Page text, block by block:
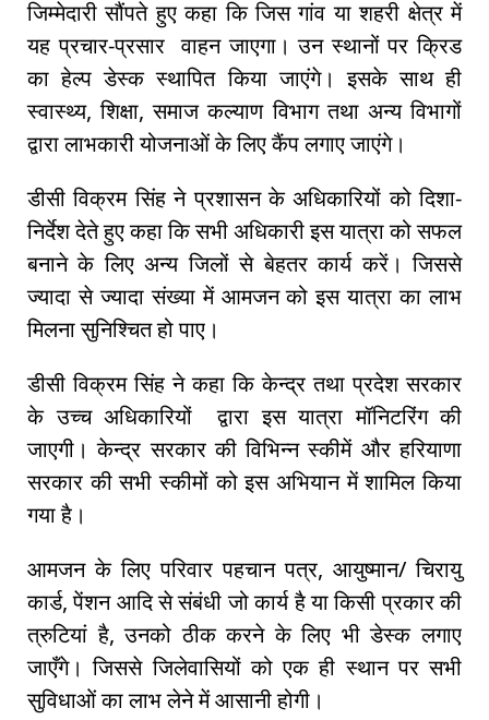
जिम्मेदारी सौंपते हुए कहा कि जिस गांव या शहरी क्षेत्र में
यह प्रचार-प्रसार वाहन जाएगा। उन स्थानों पर क्रिड
का हेल्प डेस्क स्थापित किया जाएंगे। इसके साथ ही
स्वास्थ्य, शिक्षा, समाज कल्याण विभाग तथा अन्य विभागों
द्वारा लाभकारी योजनाओं के लिए कैंप लगाए जाएंगे।
डीसी विक्रम सिंह ने प्रशासन के अधिकारियों को दिशा-
निर्देश देते हुए कहा कि सभी अधिकारी इस यात्रा को सफल
बनाने के लिए अन्य जिलों से बेहतर कार्य करें। जिससे
ज्यादा से ज्यादा संख्या में आमजन को इस यात्रा का लाभ
मिलना सुनिश्चित हो पाए।
डीसी विक्रम सिंह ने कहा कि केन्द्र तथा प्रदेश सरकार
के उच्च अधिकारियों द्वारा इस यात्रा मॉनिटरिंग की
जाएगी। केन्द्र सरकार की विभिन्न स्कीमें और हरियाणा
सरकार की सभी स्कीमों को इस अभियान में शामिल किया
गया है।
आमजन के लिए परिवार पहचान पत्र, आयुष्मान/ चिरायु
कार्ड, पेंशन आदि से संबंधी जो कार्य है या किसी प्रकार की
त्रुटियां है, उनको ठीक करने के लिए भी डेस्क लगाए
जाएँगे। जिससे जिलेवासियों को एक ही स्थान पर सभी
सुविधाओं का लाभ लेने में आसानी होगी।